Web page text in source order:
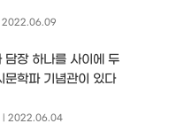
| 2022.06.09
담장 하나를 사이에 두
문학파 기념관이 있다
| 2022.06.04